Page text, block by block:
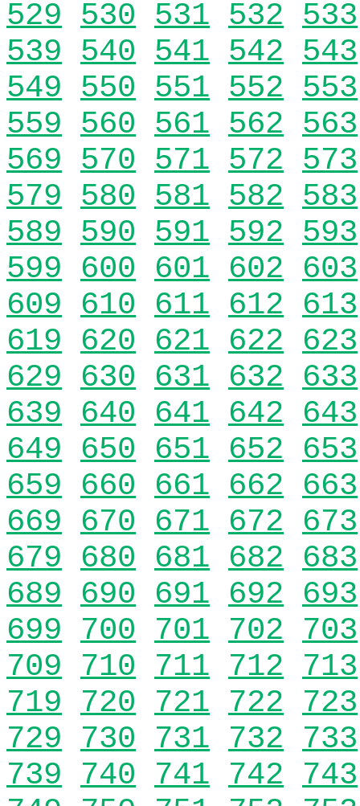
529 530 531 532 533
539 540 541 542 543
549 550 551 552 553
559 560 561 562 563
569 570 571 572 573
579 580 581 582 583
589 590 591 592 593
599 600 601 602 603
609 610 611 612 613
619 620 621 622 623
629 630 631 632 633
639 640 641 642 643
649 650 651 652 653
659 660 661 662 663
669 670 671 672 673
679 680 681 682 683
689 690 691 692 693
699 700 701 702 703
709 710 711 712 713
719 720 721 722 723
729 730 731 732 733
739 740 741 742 743